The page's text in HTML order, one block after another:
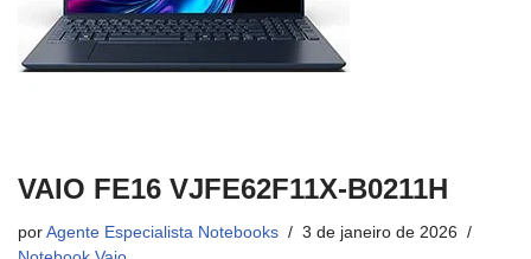
VAIO FE16 VJFE62F11X-B0211H
por Agente Especialista Notebooks
3 de janeiro de 2026